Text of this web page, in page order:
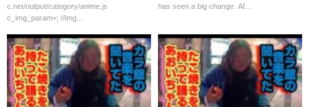
c.net/output/category/anime.js
c_img_param=; //img...
Buying Guide
has seen a big change. Af...